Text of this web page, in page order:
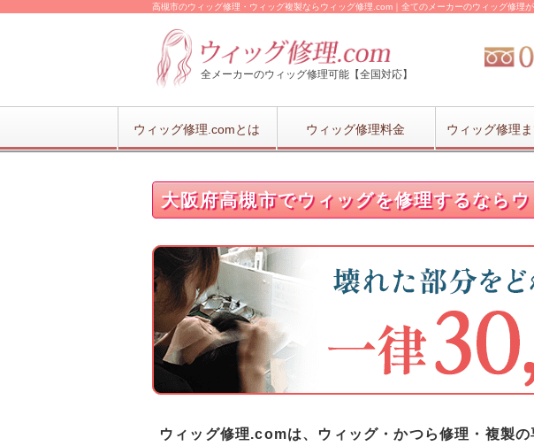
高槻市のウィッグ修理・ウィッグ複製ならウィッグ修理.com｜全てのメーカーのウィッグ修理
全メーカーのウィッグ修理可能【全国対応】
ウィッグ修理.comとは ウィッグ修理料金 ウィッグ修理
大阪府高槻市でウィッグを修理するなら
ウィッグ修理.comは、ウィッグ・かつら修理・複製の